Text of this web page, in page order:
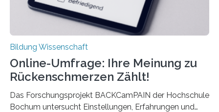
Bildung Wissenschaft
Online-Umfrage: Ihre Meinung zu
Rückenschmerzen Zählt!
Das Forschungsprojekt BACKCamPAIN der Hochschule
Bochum untersucht Einstellungen, Erfahrungen und